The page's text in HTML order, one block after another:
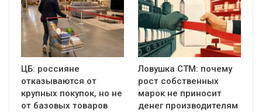
ЦБ: россияне
отказываются от
крупных покупок, но не
от базовых товаров
Ловушка СТМ: почему
рост собственных
марок не приносит
денег производителям